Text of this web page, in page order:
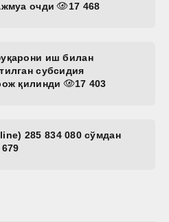
очди
17 468
иш билан
субсидия
қилинди
17 403
285 834 080 сўмдан
679